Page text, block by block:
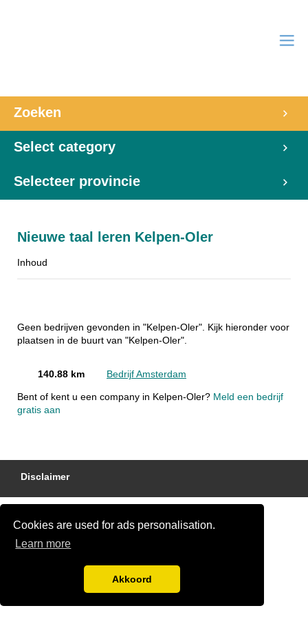
Cookies are used for ads personalisation.
Learn more
Akkoord
Zoeken
Select category
Selecteer provincie
Nieuwe taal leren Kelpen-Oler
Inhoud
Geen bedrijven gevonden in "Kelpen-Oler". Kijk hieronder voor
plaatsen in de buurt van "Kelpen-Oler".
140.88 km Bedrijf Amsterdam
Bent of kent u een company in Kelpen-Oler? Meld een bedrijf
gratis aan
Disclaimer